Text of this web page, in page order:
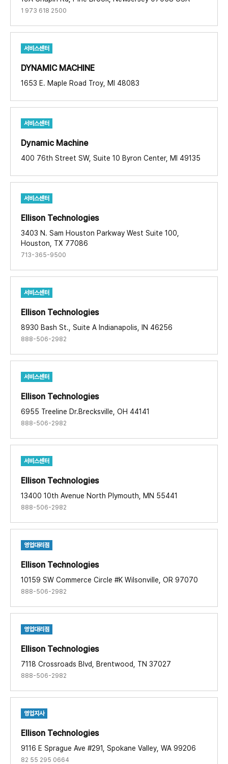
1 973 618 2500
서비스센터
DYNAMIC MACHINE​
1653 E. Maple Road Troy, MI 48083
서비스센터
Dynamic Machine​
400 76th Street SW, Suite 10 Byron Center, MI 49135
서비스센터
Ellison Technologies ​
3403 N. Sam Houston Parkway West Suite 100,
Houston, TX 77086
713-365-9500
서비스센터
Ellison Technologies​
8930 Bash St., Suite A Indianapolis, IN 46256
888-506-2982
서비스센터
Ellison Technologies​
6955 Treeline Dr.Brecksville, OH 44141
888-506-2982
서비스센터
Ellison Technologies​
13400 10th Avenue North Plymouth, MN 55441
888-506-2982
영업대리점
Ellison Technologies​
10159 SW Commerce Circle #K Wilsonville, OR 97070
888-506-2982
영업대리점
Ellison Technologies​
7118 Crossroads Blvd, Brentwood, TN 37027
888-506-2982
영업지사
Ellison Technologies​
9116 E Sprague Ave #291, Spokane Valley, WA 99206
82 55 295 0664